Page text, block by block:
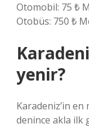
Otomobil: 75 ₺
Otobüs: 750 ₺
yenir?
Karadeniz’in
denince akla ilk